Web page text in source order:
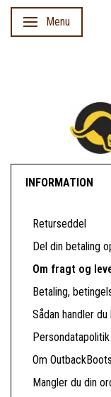
Skifte navigation
Menu
INFORMATION
Returseddel
Del din betaling
Om fragt og
Betaling,
Sådan handler du
Om OutbackBoots
Mangler du din